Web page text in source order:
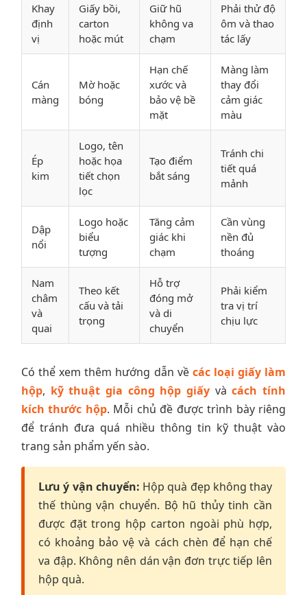
Khay
định
vị
Giấy bồi,
carton
hoặc mút
Giữ hũ
không va
chạm
Phải thử độ
ôm và thao
tác lấy
Cán
màng
Mờ hoặc
bóng
Hạn chế
xước và
bảo vệ bề
mặt
Màng làm
thay đổi
cảm giác
màu
Ép
kim
Logo, tên
hoặc họa
tiết chọn
lọc
Tạo điểm
bắt sáng
Tránh chi
tiết quá
mảnh
Dập
nổi
Logo hoặc
biểu
tượng
Tăng cảm
giác khi
chạm
Cần vùng
nền đủ
thoáng
Nam
châm
và
quai
Theo kết
cấu và tải
trọng
Hỗ trợ
đóng mở
và di
chuyển
Phải kiểm
tra vị trí
chịu lực
Có thể xem thêm hướng dẫn về các loại giấy làm
hộp, kỹ thuật gia công hộp giấy vàcách tính
kích thước hộp. Mỗi chủ đề được trình bày riêng
để tránh đưa quá nhiều thông tin kỹ thuật vào
trang sản phẩm yến sào.
Lưu ý vận chuyển: Hộp quà đẹp không thay
thế thùng vận chuyển. Bộ hũ thủy tinh cần
được đặt trong hộp carton ngoài phù hợp,
có khoảng bảo vệ và cách chèn để hạn chế
va đập. Không nên dán vận đơn trực tiếp lên
hộp quà.